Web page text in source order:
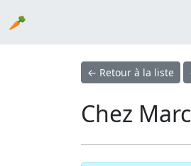
🥕
← Retour à la liste
Chez